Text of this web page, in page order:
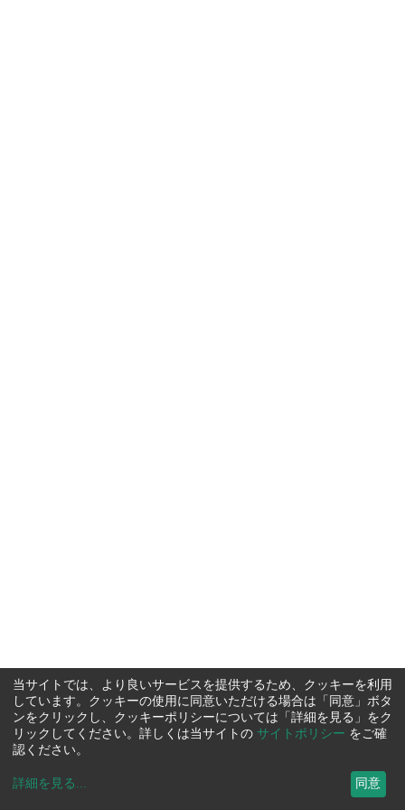
当サイトでは、より良いサービスを提供するため、クッキーを利用
しています。クッキーの使用に同意いただける場合は「同意」ボタ
ンをクリックし、クッキーポリシーについては「詳細を見る」をク
リックしてください。詳しくは当サイトの サイトポリシー をご確
認ください。
詳細を見る ... 同意